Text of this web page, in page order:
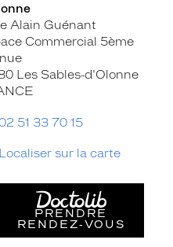
Alain Guénant
Commercial 5ème
Les Sables-d'Olonne
51 33 70 15
Localiser sur la carte
PRENDRE
RENDEZ‑VOUS